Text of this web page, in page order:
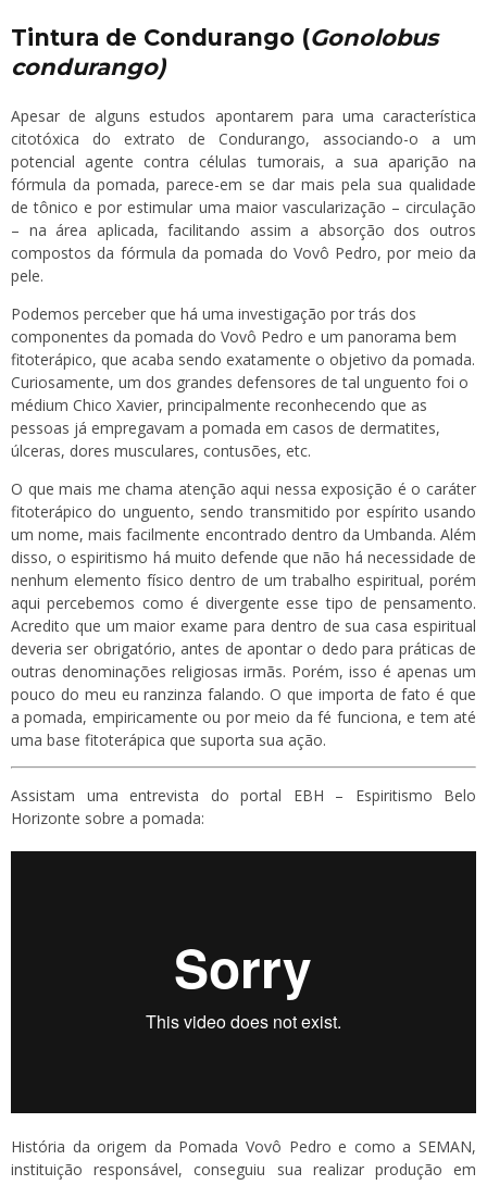
Tintura de Condurango (Gonolobus
condurango)
Apesar de alguns estudos apontarem para uma característica
citotóxica do extrato de Condurango, associando-o a um
potencial agente contra células tumorais, a sua aparição na
fórmula da pomada, parece-em se dar mais pela sua qualidade
de tônico e por estimular uma maior vascularização – circulação
– na área aplicada, facilitando assim a absorção dos outros
compostos da fórmula da pomada do Vovô Pedro, por meio da
pele.
Podemos perceber que há uma investigação por trás dos
componentes da pomada do Vovô Pedro e um panorama bem
fitoterápico, que acaba sendo exatamente o objetivo da pomada.
Curiosamente, um dos grandes defensores de tal unguento foi o
médium Chico Xavier, principalmente reconhecendo que as
pessoas já empregavam a pomada em casos de dermatites,
úlceras, dores musculares, contusões, etc.
O que mais me chama atenção aqui nessa exposição é o caráter
fitoterápico do unguento, sendo transmitido por espírito usando
um nome, mais facilmente encontrado dentro da Umbanda. Além
disso, o espiritismo há muito defende que não há necessidade de
nenhum elemento físico dentro de um trabalho espiritual, porém
aqui percebemos como é divergente esse tipo de pensamento.
Acredito que um maior exame para dentro de sua casa espiritual
deveria ser obrigatório, antes de apontar o dedo para práticas de
outras denominações religiosas irmãs. Porém, isso é apenas um
pouco do meu eu ranzinza falando. O que importa de fato é que
a pomada, empiricamente ou por meio da fé funciona, e tem até
uma base fitoterápica que suporta sua ação.
Assistam uma entrevista do portal EBH – Espiritismo Belo
Horizonte sobre a pomada:
História da origem da Pomada Vovô Pedro e como a SEMAN,
instituição responsável, conseguiu sua realizar produção em